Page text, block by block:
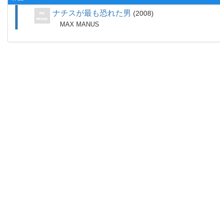
ナチスが最も恐れた男 2008
MAX MANUS